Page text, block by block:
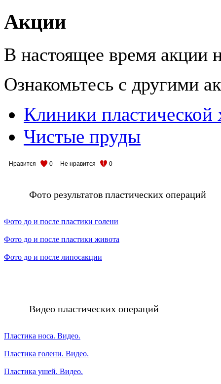
Акции
В настоящее время акции
Ознакомьтесь с другими
Клиники пластической
Чистые пруды
Нравится 0 Не нравится 0
Фото результатов пластических операций
Фото до и после пластики голени
Фото до и после пластики живота
Фото до и после липосакции
Видео пластических операций
Пластика носа. Видео.
Пластика голени. Видео.
Пластика ушей. Видео.